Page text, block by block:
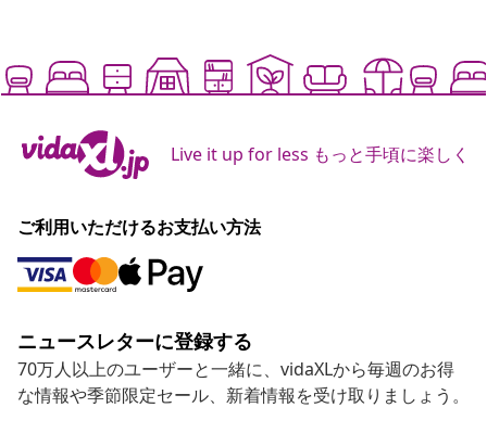
Live it up for less もっと手頃に楽しく
ご利用いただけるお支払い方法
ニュースレターに登録する
70万人以上のユーザーと一緒に、vidaXLから毎週のお得
な情報や季節限定セール、新着情報を受け取りましょう。